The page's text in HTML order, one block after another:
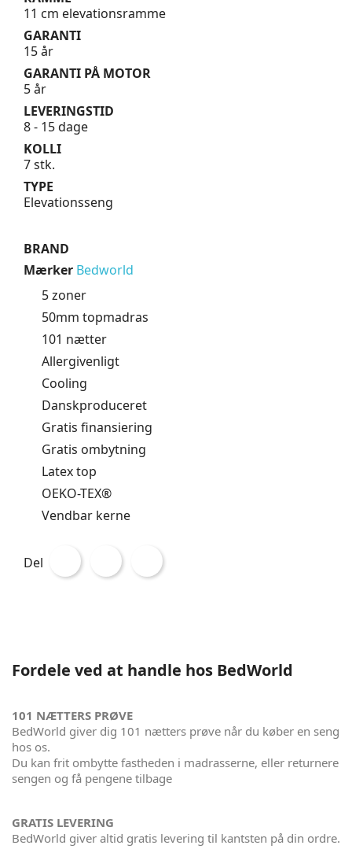
11 cm elevationsramme
GARANTI
15 år
GARANTI PÅ MOTOR
5 år
LEVERINGSTID
8 - 15 dage
KOLLI
7 stk.
TYPE
Elevationsseng
BRAND
Mærker Bedworld
5 zoner
50mm topmadras
101 nætter
Allergivenligt
Cooling
Danskproduceret
Gratis finansiering
Gratis ombytning
Latex top
OEKO-TEX®
Vendbar kerne
Del
Fordele ved at handle hos BedWorld
101 NÆTTERS PRØVE
BedWorld giver dig 101 nætters prøve når du køber en seng
hos os.
Du kan frit ombytte fastheden i madrasserne, eller returnere
sengen og få pengene tilbage
GRATIS LEVERING
BedWorld giver altid gratis levering til kantsten på din ordre.